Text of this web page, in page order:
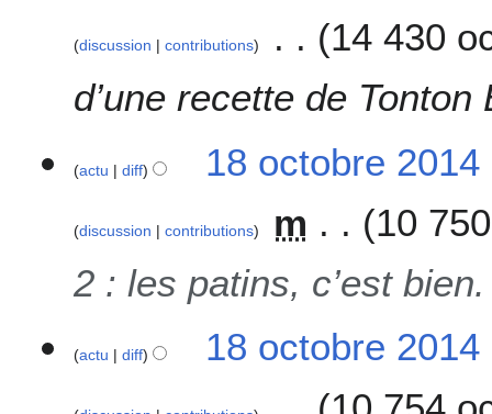
discussion contributions
14 430
d’une recette de
8
e
actu diff 18 octobre 2014
discussion contributions m
10
2 : les patins, c’est
actu diff 18 octobre 2014